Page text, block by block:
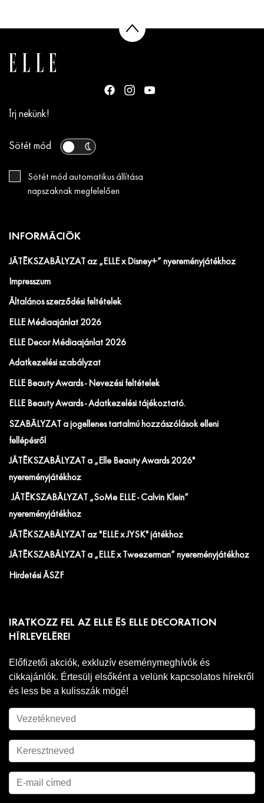
Írj nekünk!
Sötét mód
Sötét mód automatikus állítása
napszaknak megfelelően
INFORMÁCIÓK
JÁTÉKSZABÁLYZAT az „ELLE x Disney+” nyereményjátékhoz
Impresszum
Általános szerződési feltételek
ELLE Médiaajánlat 2026
ELLE Decor Médiaajánlat 2026
Adatkezelési szabályzat
ELLE Beauty Awards - Nevezési feltételek
ELLE Beauty Awards - Adatkezelési tájékoztató.
SZABÁLYZAT a jogellenes tartalmú hozzászólások elleni
fellépésről
JÁTÉKSZABÁLYZAT a „Elle Beauty Awards 2026"
nyereményjátékhoz
JÁTÉKSZABÁLYZAT „SoMe ELLE - Calvin Klein”
nyereményjátékhoz
JÁTÉKSZABÁLYZAT az "ELLE x JYSK" játékhoz
JÁTÉKSZABÁLYZAT a „ELLE x Tweezerman” nyereményjátékhoz
Hirdetési ÁSZF
IRATKOZZ FEL AZ ELLE ÉS ELLE DECORATION
HÍRLEVELÉRE!
Előfizetői akciók, exkluzív eseménymeghívók és
cikkajánlók. Értesülj elsőként a velünk kapcsolatos hírekről
és less be a kulisszák mögé!